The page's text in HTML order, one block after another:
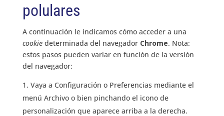
polulares
A continuación le indicamos cómo acceder a una
cookiedeterminada del navegador Chrome. Nota:
estos pasos pueden variar en función de la versión
del navegador:
Vaya a Configuración o Preferencias mediante el
menú Archivo o bien pinchando el icono de
personalización que aparece arriba a la derecha.